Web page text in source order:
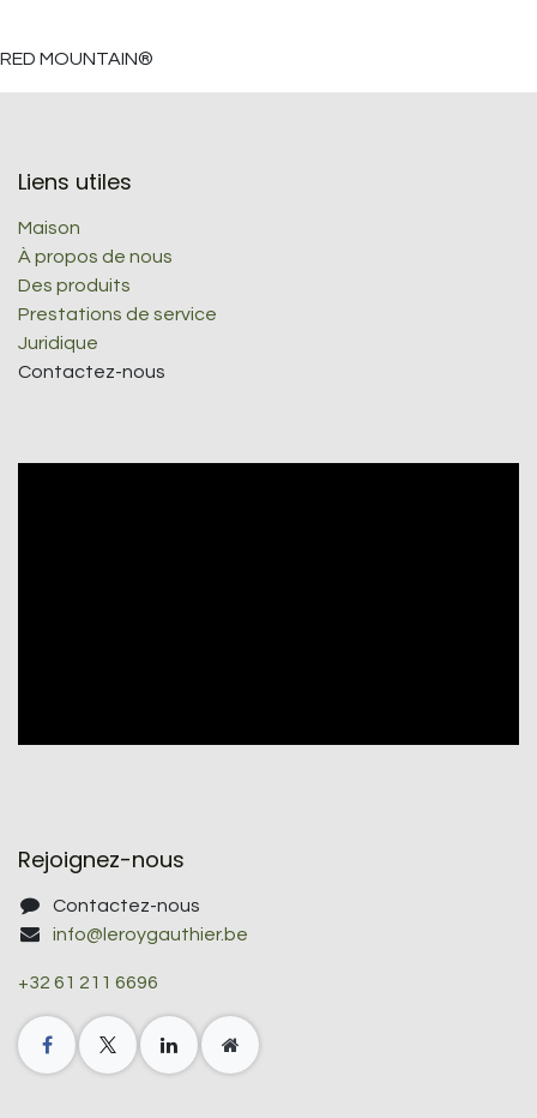
RED MOUNTAIN®
Liens utiles
Maison
À propos de nous
Des produits
Prestations de service
Juridique
Contactez-nous
Rejoignez-nous
Contactez-nous
info@leroygauthier.be
+32 61 211 6696